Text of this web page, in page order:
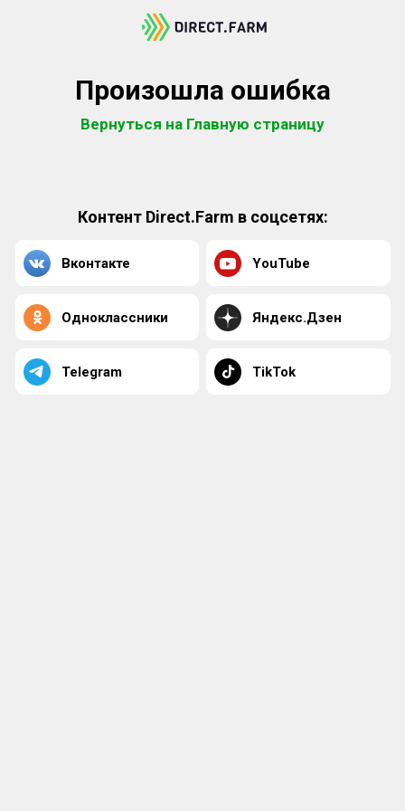
Произошла ошибка
Вернуться на Главную страницу
Контент Direct.Farm в соцсетях:
Вконтакте YouTube
Одноклассники Яндекс.Дзен
Telegram TikTok